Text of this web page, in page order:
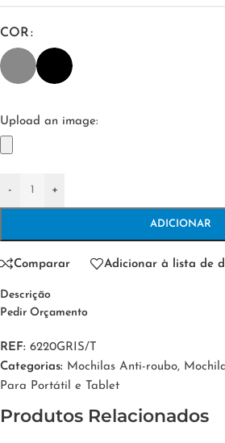
COR
Upload an image:
- +
ADICIONAR
Comparar Adicionar à lista de
Descrição
Pedir Orçamento
REF: 6220GRIS/T
Categorias: Mochilas Anti-roubo,
Para Portátil e Tablet
Produtos Relacionados